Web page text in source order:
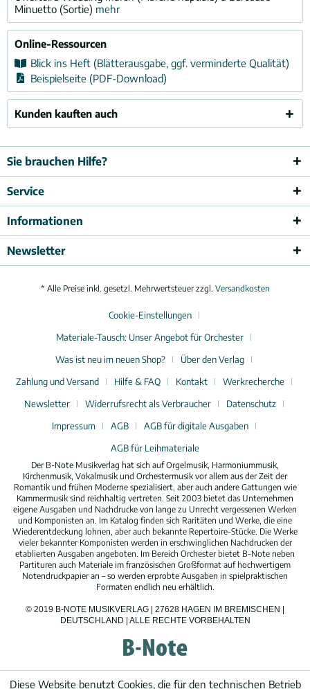
Minuetto (Sortie) mehr
Online-Ressourcen
Blick ins Heft (Blätterausgabe, ggf. verminderte Qualität)
Beispielseite (PDF-Download)
Kunden kauften auch
Sie brauchen Hilfe?
Service
Informationen
Newsletter
* Alle Preise inkl. gesetzl. Mehrwertsteuer zzgl. Versandkosten
Cookie-Einstellungen
Materiale-Tausch: Unser Angebot für Orchester
Was ist neu im neuen Shop?
Über den Verlag
Zahlung und Versand
Hilfe & FAQ Kontakt
Werkrecherche
Newsletter
Widerrufsrecht als Verbraucher
Datenschutz
Impressum
AGB
AGB für digitale Ausgaben
AGB für Leihmateriale
Der B-Note Musikverlag hat sich auf Orgelmusik, Harmoniummusik,
Kirchenmusik, Vokalmusik und Orchestermusik vor allem aus der Zeit der
Romantik und frühen Moderne spezialisiert, aber auch andere Gattungen wie
Kammermusik sind reichhaltig vertreten. Seit 2003 bietet das Unternehmen
eigene Ausgaben und Nachdrucke von lange zu Unrecht vergessenen Werken
und Komponisten an. Im Katalog finden sich Raritäten und Werke, die eine
Wiederentdeckung lohnen, aber auch bekannte Repertoire-Stücke. Die Werke
vieler bekannter Komponisten werden in erschwinglichen Nachdrucken der
etablierten Ausgaben angeboten. Im Bereich Orchester bietet B-Note neben
Partituren auch Materiale im französischen Großformat auf hochwertigem
Notendruckpapier an – so werden erprobte Ausgaben in spielpraktischen
Formaten endlich neu erhältlich.
© 2019 B-NOTE MUSIKVERLAG | 27628 HAGEN IM BREMISCHEN |
DEUTSCHLAND | ALLE RECHTE VORBEHALTEN
Diese Website benutzt Cookies, die für den technischen Betrieb